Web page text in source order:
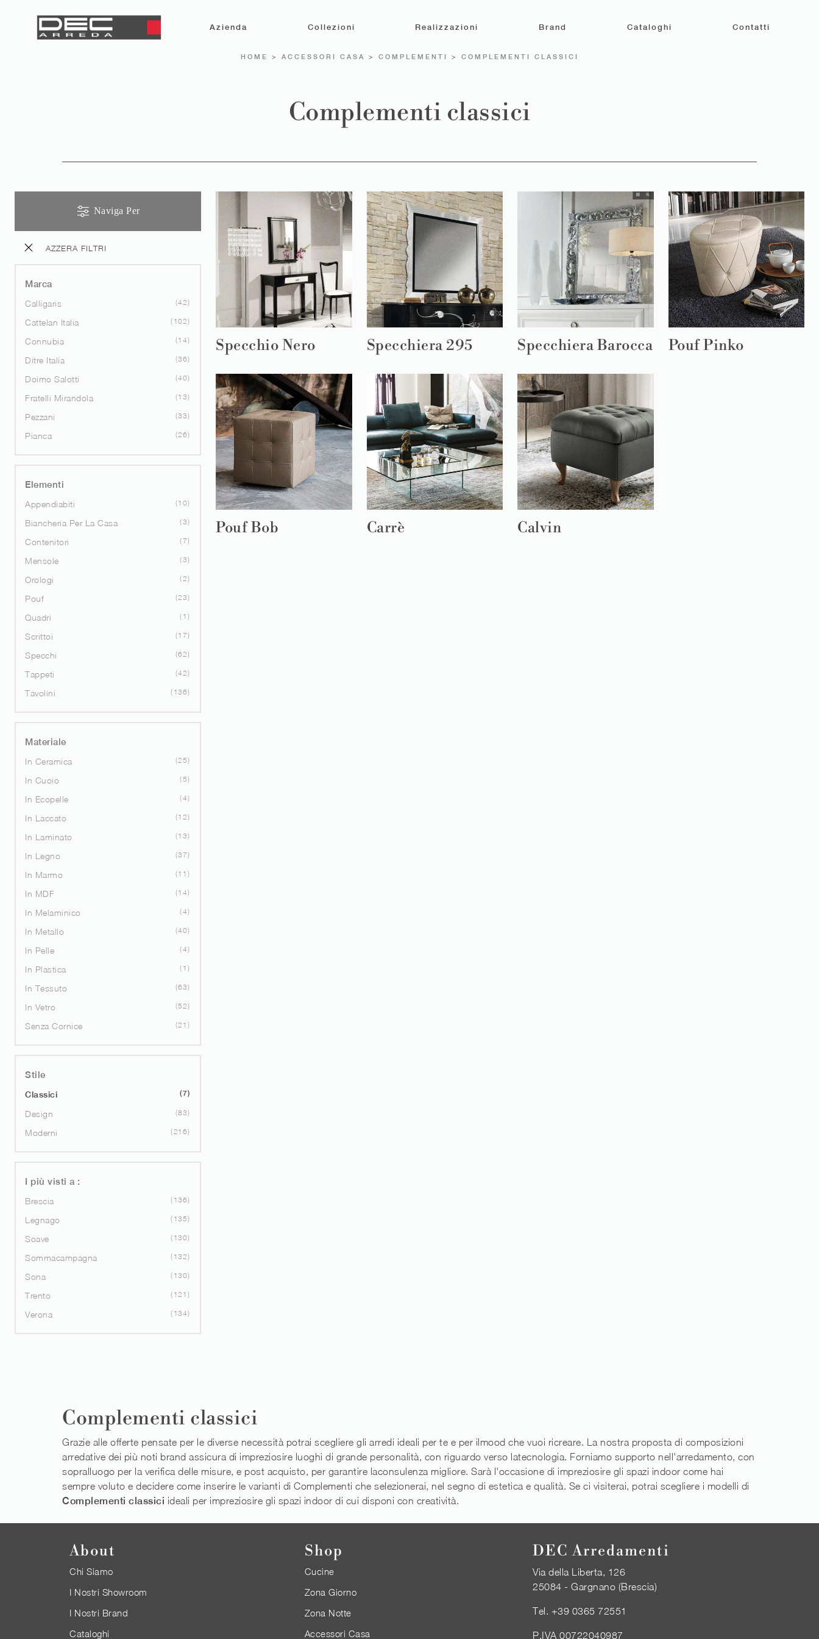
Azienda Collezioni Realizzazioni Brand Cataloghi Contatti
HOME > ACCESSORI CASA > COMPLEMENTI > COMPLEMENTI CLASSICI
Complementi classici
Naviga Per
AZZERA FILTRI
Marca
Calligaris
42
Cattelan Italia 102
Connubia 14
Ditre Italia 36
Doimo Salotti 40
Fratelli Mirandola 13
Pezzani 33
Pianca 26
Elementi
Appendiabiti
10
Biancheria Per La Casa 3
Contenitori 7
Mensole 3
Orologi 2
Pouf 23
Quadri 1
Scrittoi 17
Specchi 62
Tappeti 42
Tavolini 136
Materiale
In Ceramica
25
In Cuoio 5
In Ecopelle 4
In Laccato 12
In Laminato 13
In Legno 37
In Marmo 11
In MDF 14
In Melaminico 4
In Metallo 40
In Pelle 4
In Plastica 1
In Tessuto 63
In Vetro 52
Senza Cornice 21
Stile
Classici 7
Design 83
Moderni 216
I più visti a :
Brescia
136
Legnago 135
Soave 130
Sommacampagna 132
Sona 130
Trento 121
Verona 134
Specchio Nero Specchiera 295 Specchiera Barocca Pouf Pinko
Pouf Bob Carrè Calvin
Complementi classici
Grazie alle offerte pensate per le diverse necessità potrai scegliere gli arredi ideali per te e per ilmood che vuoi ricreare. La nostra proposta di composizioni
arredative dei più noti brand assicura di impreziosire luoghi di grande personalità, con riguardo verso latecnologia. Forniamo supporto nell'arredamento, con
sopralluogo per la verifica delle misure, e post acquisto, per garantire laconsulenza migliore. Sarà l'occasione di impreziosire gli spazi indoor come hai
sempre voluto e decidere come inserire le varianti di Complementi che selezionerai, nel segno di estetica e qualità. Se ci visiterai, potrai scegliere i modelli di
Complementi classici ideali per impreziosire gli spazi indoor di cui disponi con creatività.
About
Chi Siamo
I Nostri Showroom
I Nostri Brand
Cataloghi
Shop
Cucine
Zona Giorno
Zona Notte
Accessori Casa
DEC Arredamenti
Via della Liberta, 126
25084 - Gargnano (Brescia)
Tel. +39 0365 72551
P.IVA 00722040987